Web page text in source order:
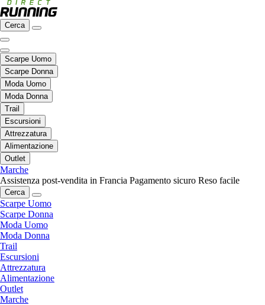
Cerca
Scarpe Uomo
Scarpe Donna
Moda Uomo
Moda Donna
Trail
Escursioni
Attrezzatura
Alimentazione
Outlet
Marche
Assistenza post-vendita in Francia Pagamento sicuro Reso facile
Cerca
Scarpe Uomo
Scarpe Donna
Moda Uomo
Moda Donna
Trail
Escursioni
Attrezzatura
Alimentazione
Outlet
Marche